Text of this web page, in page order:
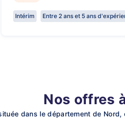
Intérim Entre 2 ans et 5 ans
Nos offres
dans le département de